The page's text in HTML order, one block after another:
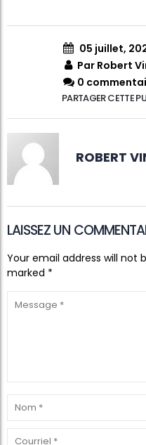
05 juillet,
Par Robert
0
PARTAGER CETTE
ROBERT
LAISSEZ UN
Your email address will not
marked *